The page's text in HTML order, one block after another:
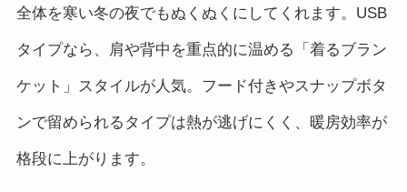
全体を寒い冬の夜でもぬくぬくにしてくれます。USB
タイプなら、肩や背中を重点的に温める「着るブラン
ケット」スタイルが人気。フード付きやスナップボタ
ンで留められるタイプは熱が逃げにくく、暖房効率が
格段に上がります。